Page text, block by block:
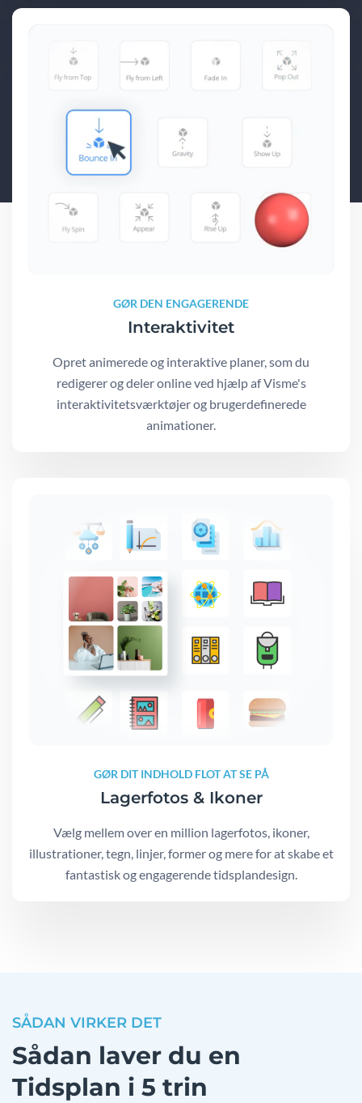
GØR DEN ENGAGERENDE
Interaktivitet
Opret animerede og interaktive planer, som du
redigerer og deler online ved hjælp af Visme's
interaktivitetsværktøjer og brugerdefinerede
animationer.
GØR DIT INDHOLD FLOT AT SE PÅ
Lagerfotos & Ikoner
Vælg mellem over en million lagerfotos, ikoner,
illustrationer, tegn, linjer, former og mere for at skabe et
fantastisk og engagerende tidsplandesign.
SÅDAN VIRKER DET
Sådan laver du en
Tidsplan i 5 trin